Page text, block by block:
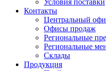
Контакты
Центральный
Офисы продаж
Региональные
Региональные
Склады
Продукция